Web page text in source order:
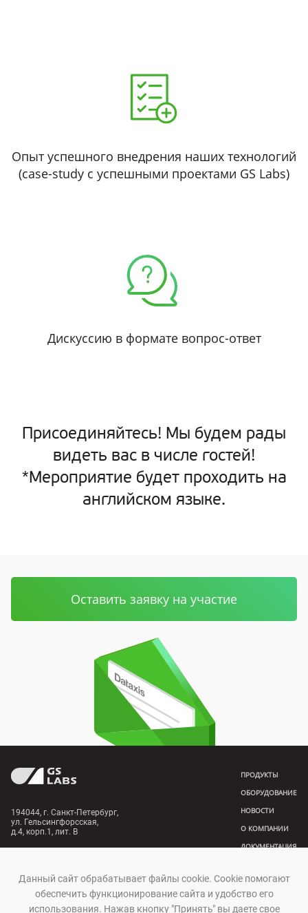
Опыт успешного внедрения наших технологий
(сase-study с успешными проектами GS Labs)
Дискуссию в формате вопрос-ответ
Присоединяйтесь! Мы будем рады
видеть вас в числе гостей!
*Мероприятие будет проходить на
английском языке.
Оставить заявку на участие
Данный сайт обрабатывает файлы cookie. Сookie помогают
обеспечить функционирование сайта и удобство его
использования. Нажав кнопку "Принять" вы даете свое
ПРОДУКТЫ
ОБОРУДОВАНИЕ
НОВОСТИ
О КОМПАНИИ
ДОКУМЕНТАЦИЯ
194044, г. Санкт-Петербург,
ул. Гельсингфорсская,
д.4, корп.1, лит. В
Обратиться в техподдержку